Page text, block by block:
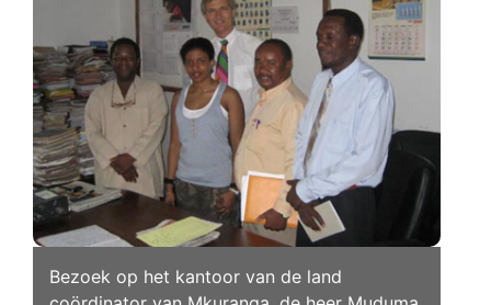
Bezoek op het kantoor van de land